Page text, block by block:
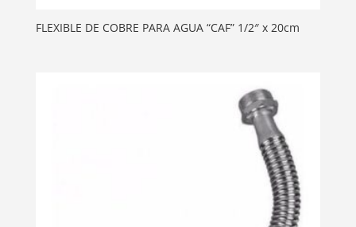
FLEXIBLE DE COBRE PARA AGUA “CAF” 1/2″ x 20cm